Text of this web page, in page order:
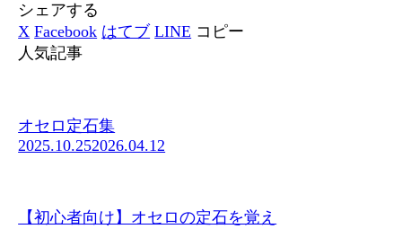
シェアする
X Facebook はてブ LINE コピー
人気記事
オセロ定石集
2025.10.252026.04.12
【初心者向け】オセロの定石を覚え